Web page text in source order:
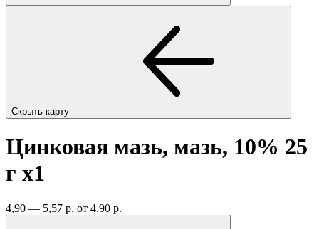
Скрыть карту
Цинковая мазь, мазь, 10% 25
г x1
4,90 — 5,57 р. от 4,90 р.